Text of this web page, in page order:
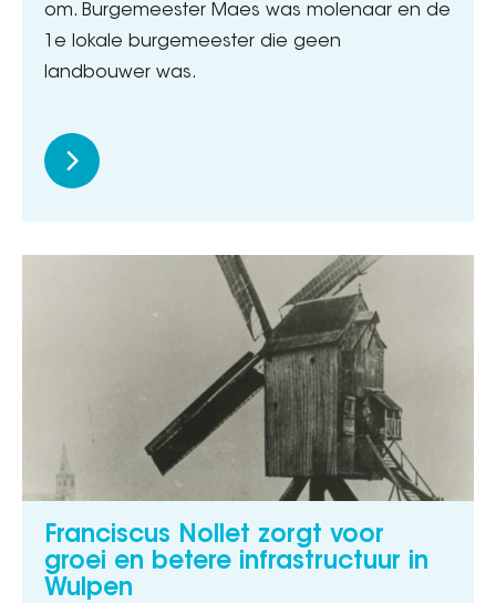
om. Burgemeester Maes was molenaar en de
1e lokale burgemeester die geen
landbouwer was.
Franciscus Nollet zorgt voor
groei en betere infrastructuur in
Wulpen